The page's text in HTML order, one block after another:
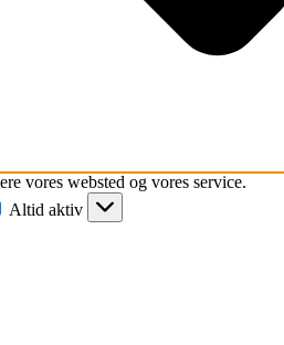
vores websted og vores service.
Funktionsdygtige-
cookies
Altid aktiv